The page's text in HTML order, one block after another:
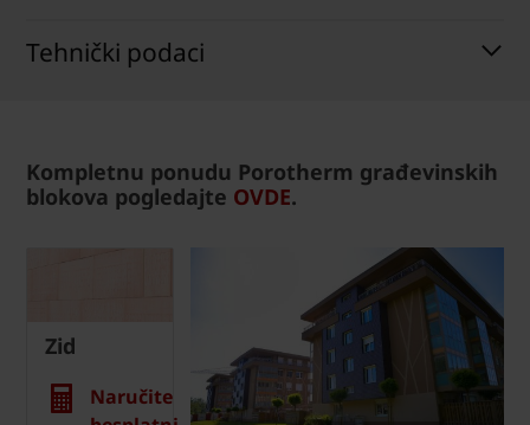
Tehnički podaci
Kompletnu ponudu Porotherm građevinskih
blokova pogledajte OVDE.
Zid
Naručite